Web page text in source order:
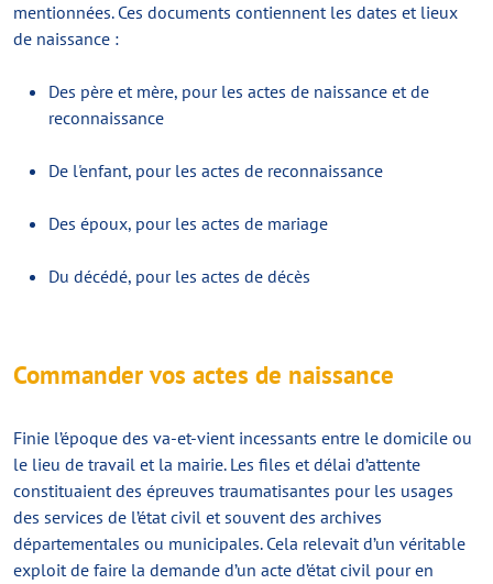
mentionnées. Ces documents contiennent les dates et lieux
de naissance :
Des père et mère, pour les actes de naissance et de
reconnaissance
De l'enfant, pour les actes de reconnaissance
Des époux, pour les actes de mariage
Du décédé, pour les actes de décès
Commander vos actes de naissance
Finie l’époque des va-et-vient incessants entre le domicile ou
le lieu de travail et la mairie. Les files et délai d’attente
constituaient des épreuves traumatisantes pour les usages
des services de l’état civil et souvent des archives
départementales ou municipales. Cela relevait d’un véritable
exploit de faire la demande d’un acte d’état civil pour en